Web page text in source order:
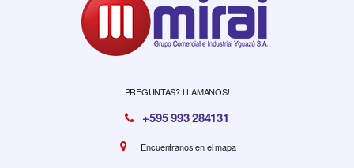
PREGUNTAS? LLAMANOS!
+595 993 284131
Encuentranos en el mapa